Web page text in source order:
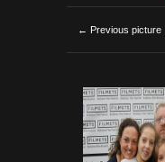
← Previous picture